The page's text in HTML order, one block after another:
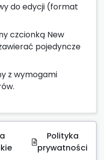
do edycji (format
czcionką New
pojedyncze
z wymogami
Polityka
prywatności